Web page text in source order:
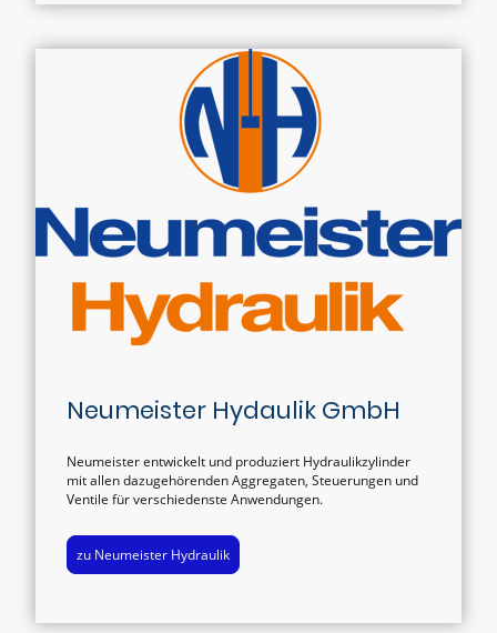
Neumeister Hydaulik GmbH
Neumeister entwickelt und produziert Hydraulikzylinder
mit allen dazugehörenden Aggregaten, Steuerungen und
Ventile für verschiedenste Anwendungen.
zu Neumeister Hydraulik